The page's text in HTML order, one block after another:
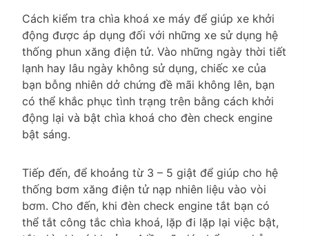
Cách kiểm tra chìa khoá xe máy để giúp xe khởi
động được áp dụng đối với những xe sử dụng hệ
thống phun xăng điện tử. Vào những ngày thời tiết
lạnh hay lâu ngày không sử dụng, chiếc xe của
bạn bỗng nhiên dở chứng đề mãi không lên, bạn
có thể khắc phục tình trạng trên bằng cách khởi
động lại và bật chìa khoá cho đèn check engine
bật sáng.
Tiếp đến, để khoảng từ 3 – 5 giật để giúp cho hệ
thống bơm xăng điện tử nạp nhiên liệu vào vòi
bơm. Cho đến, khi đèn check engine tắt bạn có
thể tắt công tắc chìa khoá, lặp đi lặp lại việc bật,